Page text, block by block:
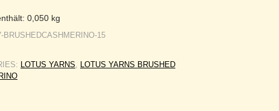
0,050 kg
BRUSHEDCASHMERINO-15
LOTUS YARNS
LOTUS YARNS BRUSHED